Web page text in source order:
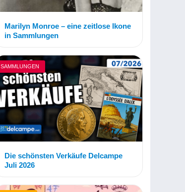
Marilyn Monroe – eine zeitlose Ikone
in Sammlungen
SAMMLUNGEN
Die schönsten Verkäufe Delcampe
Juli 2026